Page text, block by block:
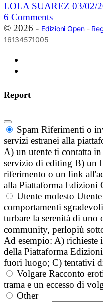
LOLA SUAREZ 03/02/
6 Comments
© 2026 - Edizioni Open-
16134571005
Report
Spam Riferimenti o
servizi estranei alla
A) un utente ti contatta
servizio di editing B) un
riferimento o un link
alla Piattaforma Edizioni
Utente molesto
comportamenti
turbare la serenità di
community, perlopiù
Ad esempio: A)
della Piattaforma
fuori luogo; C) tentativi
Volgare Racconto
trama e un eccesso di
Other